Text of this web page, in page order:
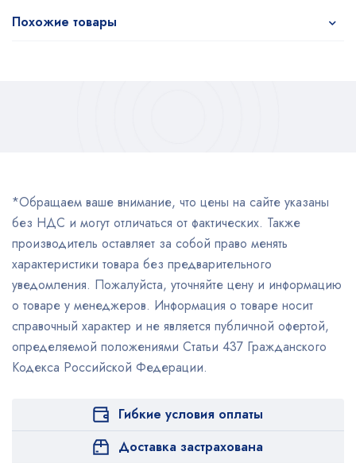
Похожие товары
*Обращаем ваше внимание, что цены на сайте указаны
без НДС и могут отличаться от фактических. Также
производитель оставляет за собой право менять
характеристики товара без предварительного
уведомления. Пожалуйста, уточняйте цену и информацию
о товаре у менеджеров. Информация о товаре носит
справочный характер и не является публичной офертой,
определяемой положениями Статьи 437 Гражданского
Кодекса Российской Федерации.
Гибкие условия оплаты
Доставка застрахована